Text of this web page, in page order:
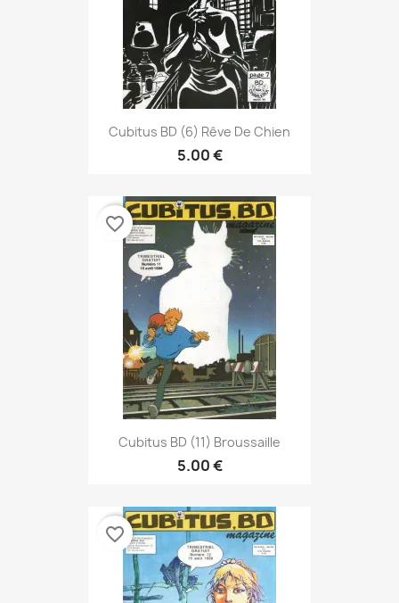
Cubitus BD (6) Rêve De Chien
5.00 €
Cubitus BD (11) Broussaille
5.00 €
favorite_border
favorite_border